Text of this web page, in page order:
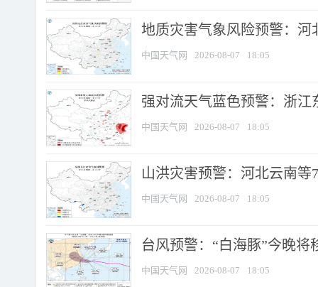
地质灾害气象风险预警：河
中国天气网 2026-08-07 18:05
强对流天气蓝色预警：浙江
中国天气网 2026-08-07 18:05
山洪灾害预警：河北云南
中国天气网 2026-08-07 18:05
台风预警：“白海豚”今晚将
中国天气网 2026-08-07 18:05